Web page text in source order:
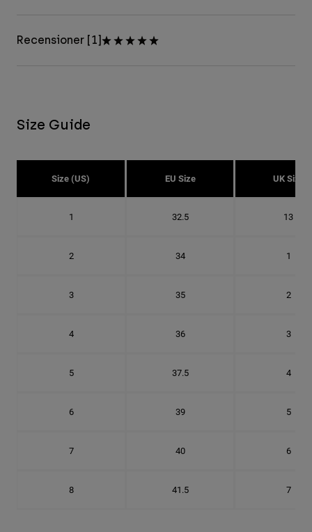
Recensioner [1]
Size Guide
Size (US) EU Size UK Size
1 32.5 13
2 34 1
3 35 2
4 36 3
5 37.5 4
6 39 5
7 40 6
8 41.5 7